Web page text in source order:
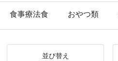
食事療法食 おやつ類
並び替え